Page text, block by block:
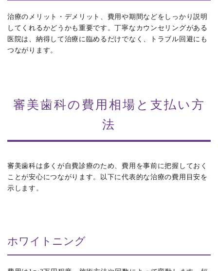
治療のメリット・デメリット、費用や期間などをしっかり説明
してくれるかどうかも重要です。丁寧なカウンセリングがある
医院は、納得して治療に臨めるだけでなく、トラブル回避にも
つながります。
審美歯科の費用相場と支払い方
法
審美歯科は多くが自費診療のため、費用を事前に把握しておく
ことが安心につながります。以下に代表的な治療の費用目安を
示します。
ホワイトニング